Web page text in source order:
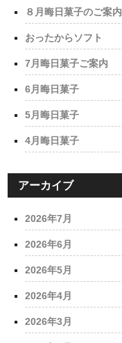
８月晦日菓子のご案内
おったからソフト
7月晦日菓子ご案内
6月晦日菓子
5月晦日菓子
4月晦日菓子
アーカイブ
2026年7月
2026年6月
2026年5月
2026年4月
2026年3月